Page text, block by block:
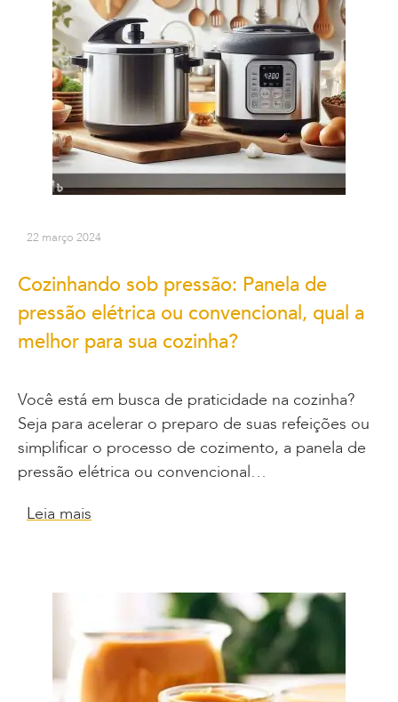
22 março 2024
Cozinhando sob pressão: Panela de
pressão elétrica ou convencional, qual a
melhor para sua cozinha?
Você está em busca de praticidade na cozinha?
Seja para acelerar o preparo de suas refeições ou
simplificar o processo de cozimento, a panela de
pressão elétrica ou convencional…
Leia mais